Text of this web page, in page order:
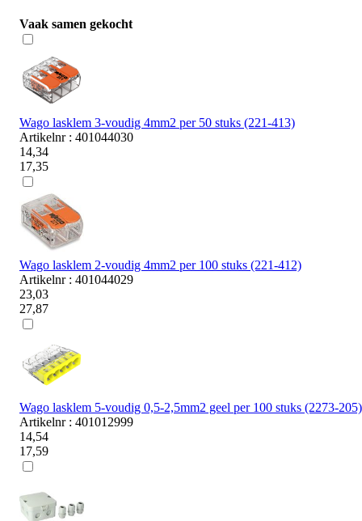
Vaak samen gekocht
Wago lasklem 3-voudig 4mm2 per 50 stuks (221-413)
Artikelnr : 401044030
14,34
17,35
Wago lasklem 2-voudig 4mm2 per 100 stuks (221-412)
Artikelnr : 401044029
23,03
27,87
Wago lasklem 5-voudig 0,5-2,5mm2 geel per 100 stuks (2273-205)
Artikelnr : 401012999
14,54
17,59